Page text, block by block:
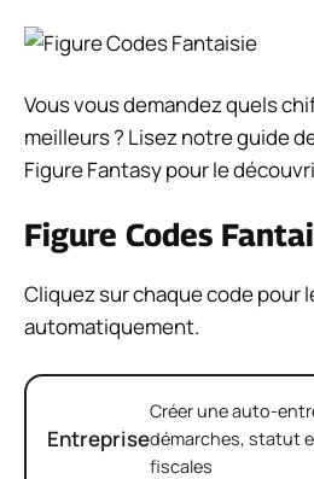
Vous vous demandez quels
meilleurs ? Lisez notre guide
Figure Fantasy pour le
Figure Codes
Cliquez sur chaque code pour
automatiquement.
Entreprise
Créer une auto-
démarches, statut
fiscales